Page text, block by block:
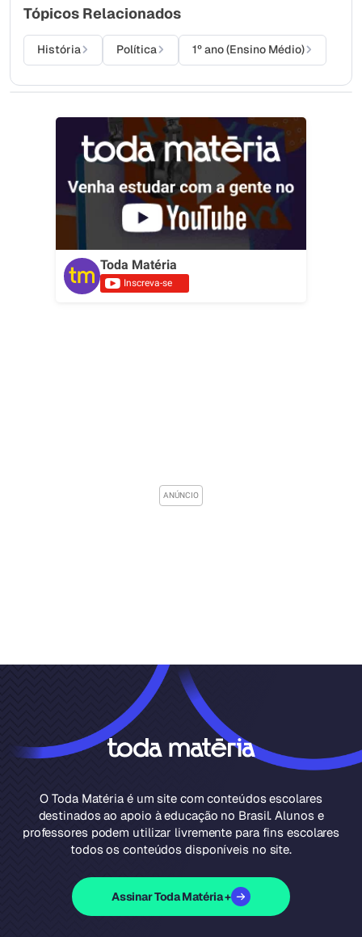
Tópicos Relacionados
História Política 1º ano (Ensino Médio)
Toda Matéria
Inscreva-se
O Toda Matéria é um site com conteúdos escolares
destinados ao apoio à educação no Brasil. Alunos e
professores podem utilizar livremente para fins escolares
todos os conteúdos disponíveis no site.
Assinar Toda Matéria +